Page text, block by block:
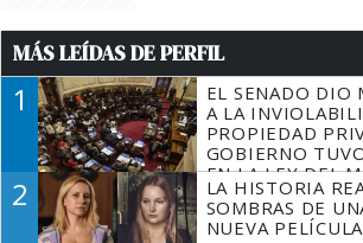
MÁS LEÍDAS DE PERFIL
1
EL SENADO DIO
A LA
PROPIEDAD
GOBIERNO
EN LA LEY DEL
FUEGO
2
LA HISTORIA
SOMBRAS DE
NUEVA